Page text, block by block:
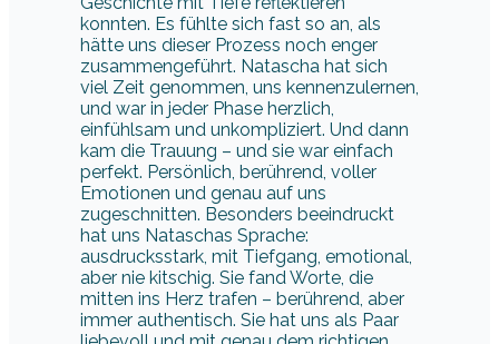
einfühlsam und unkompliziert. Und dann
kam die Trauung – und sie war einfach
perfekt. Persönlich, berührend, voller
Emotionen und genau auf uns
zugeschnitten. Besonders beeindruckt
hat uns Nataschas Sprache:
ausdrucksstark, mit Tiefgang, emotional,
aber nie kitschig. Sie fand Worte, die
mitten ins Herz trafen – berührend, aber
immer authentisch. Sie hat uns als Paar
liebevoll und mit genau dem richtigen
Maß an Humor beschrieben, sodass
unsere Gäste nicht nur mit uns
verbunden waren, sondern uns teilweise
sogar noch einmal ganz neu
kennengelernt haben. Es wurde viel